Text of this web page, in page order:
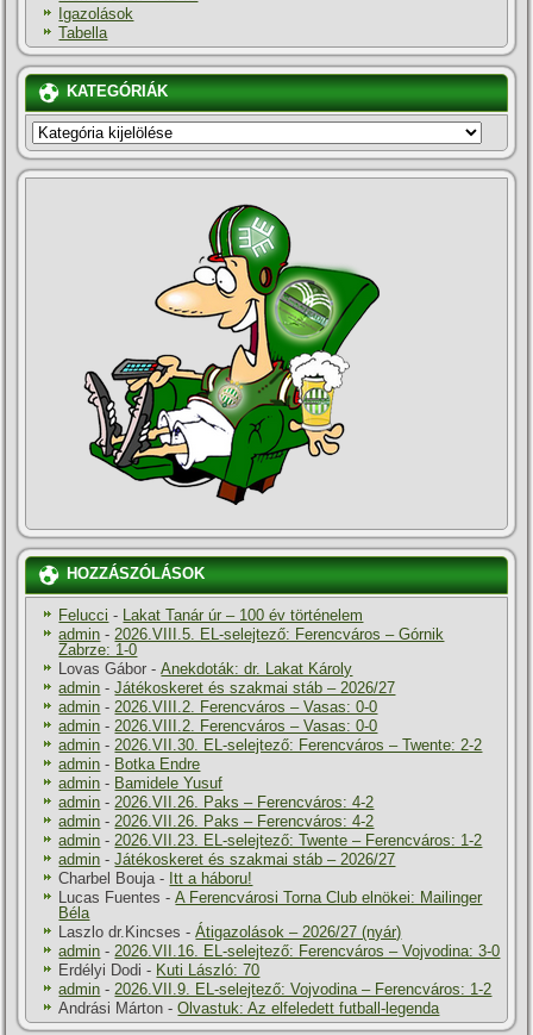
Igazolások
Tabella
KATEGÓRIÁK
KATEGÓRIÁK
HOZZÁSZÓLÁSOK
Felucci - Lakat Tanár úr – 100 év történelem
admin -2026.VIII.5. EL-selejtező: Ferencváros – Górnik
Zabrze: 1-0
Lovas Gábor -Anekdoták: dr. Lakat Károly
admin -Játékoskeret és szakmai stáb – 2026/27
admin -2026.VIII.2. Ferencváros – Vasas: 0-0
admin -2026.VIII.2. Ferencváros – Vasas: 0-0
admin -2026.VII.30. EL-selejtező: Ferencváros – Twente: 2-2
admin - Botka Endre
admin - Bamidele Yusuf
admin -2026.VII.26. Paks – Ferencváros: 4-2
admin -2026.VII.26. Paks – Ferencváros: 4-2
admin -2026.VII.23. EL-selejtező: Twente – Ferencváros: 1-2
admin -Játékoskeret és szakmai stáb – 2026/27
Charbel Bouja- Itt a háboru!
Lucas Fuentes -A Ferencvárosi Torna Club elnökei: Mailinger
Béla
Laszlo dr.Kincses -Átigazolások – 2026/27 (nyár)
admin -2026.VII.16. EL-selejtező: Ferencváros – Vojvodina: 3-0
Erdélyi Dodi - Kuti László: 70
admin -2026.VII.9. EL-selejtező: Vojvodina – Ferencváros: 1-2
Andrási Márton -Olvastuk: Az elfeledett futball-legenda